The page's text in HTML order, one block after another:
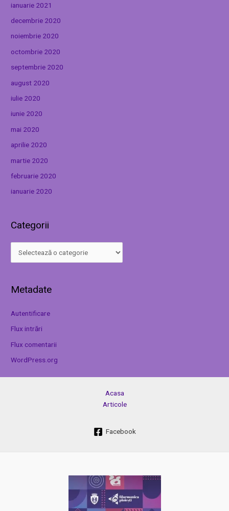
ianuarie 2021
decembrie 2020
noiembrie 2020
octombrie 2020
septembrie 2020
august 2020
iulie 2020
iunie 2020
mai 2020
aprilie 2020
martie 2020
februarie 2020
ianuarie 2020
Categorii
Metadate
Autentificare
Flux intrări
Flux comentarii
WordPress.org
Acasa
Articole
Facebook